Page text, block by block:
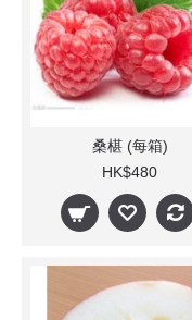
桑椹 (每箱)
HK$480